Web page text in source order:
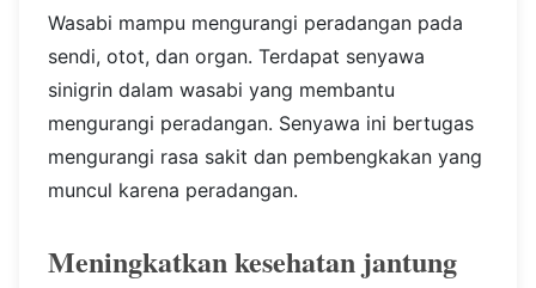
Wasabi mampu mengurangi peradangan pada
sendi, otot, dan organ. Terdapat senyawa
sinigrin dalam wasabi yang membantu
mengurangi peradangan. Senyawa ini bertugas
mengurangi rasa sakit dan pembengkakan yang
muncul karena peradangan.
Meningkatkan kesehatan jantung